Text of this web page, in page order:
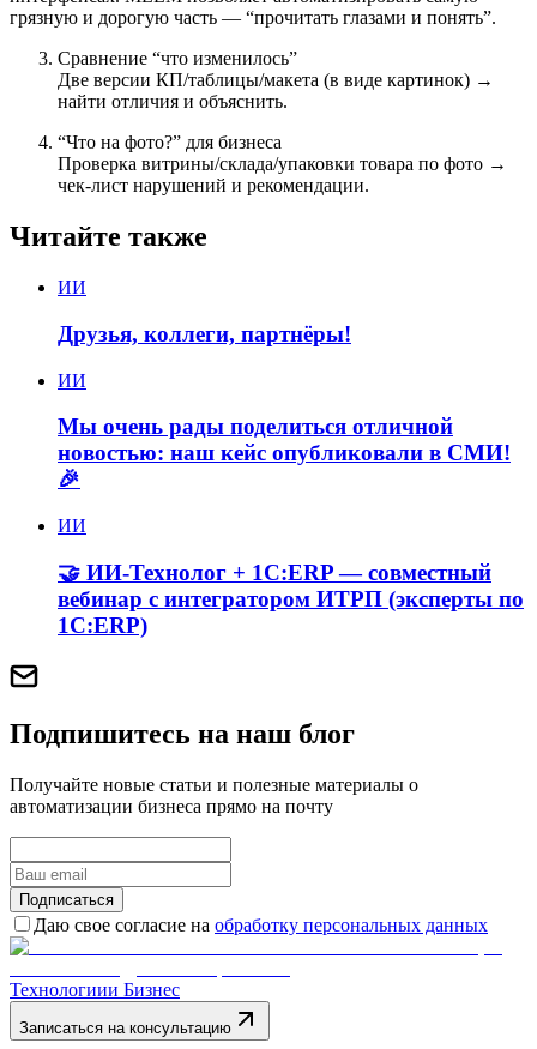
грязную и дорогую часть — “прочитать глазами и понять”.
Сравнение “что изменилось”
Две версии КП/таблицы/макета (в виде картинок) →
найти отличия и объяснить.
“Что на фото?” для бизнеса
Проверка витрины/склада/упаковки товара по фото →
чек-лист нарушений и рекомендации.
Читайте также
ИИ
Друзья, коллеги, партнёры!
ИИ
Мы очень рады поделиться отличной
новостью: наш кейс опубликовали в СМИ!
🎉
ИИ
🤝 ИИ-Технолог + 1С:ERP — совместный
вебинар с интегратором ИТРП (эксперты по
1С:ERP)
Подпишитесь на наш блог
Получайте новые статьи и полезные материалы о
автоматизации бизнеса прямо на почту
Подписаться
Даю свое согласие на обработку персональных данных
Технологиии Бизнес
Записаться на консультацию